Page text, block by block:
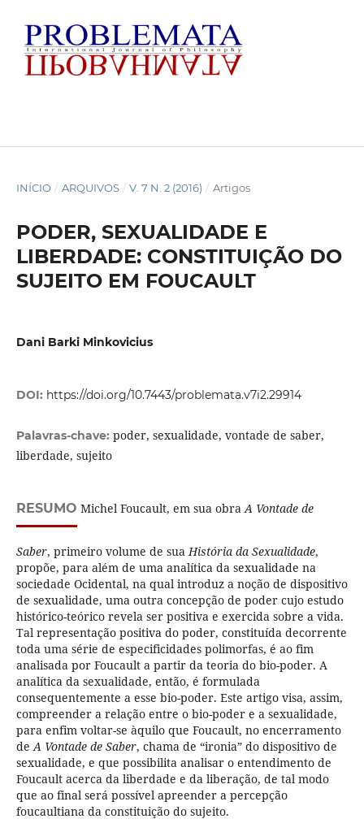
INÍCIO / ARQUIVOS / V. 7 N. 2 (2016) / Artigos
PODER, SEXUALIDADE E
LIBERDADE: CONSTITUIÇÃO DO
SUJEITO EM FOUCAULT
Dani Barki Minkovicius
DOI: https://doi.org/10.7443/problemata.v7i2.29914
Palavras-chave: poder, sexualidade, vontade de saber,
liberdade, sujeito
RESUMO Michel Foucault, em sua obraA Vontade de
Saber, primeiro volume de suaHistória da Sexualidade,
propõe, para além de uma analítica da sexualidade na
sociedade Ocidental, na qual introduz a noção de dispositivo
de sexualidade, uma outra concepção de poder cujo estudo
histórico-teórico revela ser positiva e exercida sobre a vida.
Tal representação positiva do poder, constituída decorrente
toda uma série de especificidades polimorfas, é ao fim
analisada por Foucault a partir da teoria do bio-poder. A
analítica da sexualidade, então, é formulada
consequentemente a esse bio-poder. Este artigo visa, assim,
compreender a relação entre o bio-poder e a sexualidade,
para enfim voltar-se àquilo que Foucault, no encerramento
deA Vontade de Saber, chama de “ironia” do dispositivo de
sexualidade, e que possibilita analisar o entendimento de
Foucault acerca da liberdade e da liberação, de tal modo
que ao final será possível apreender a percepção
foucaultiana da constituição do sujeito.